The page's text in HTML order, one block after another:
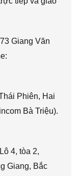
Giang Văn
Phiên, Hai
Bà Triệu).
4, tòa 2,
Giang, Bắc